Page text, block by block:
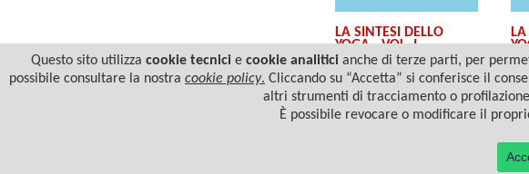
LA SINTESI DELLO
YOGA - VOL. I
© 2022 Casa Editrice
Questo sito utilizza cookie tecnicie cookie analiticianche di terze parti, per
possibile consultare la nostra cookie policy. Cliccando su “Accetta” si conferisce il
altri strumenti di tracciamento o
È possibile revocare o modificare il